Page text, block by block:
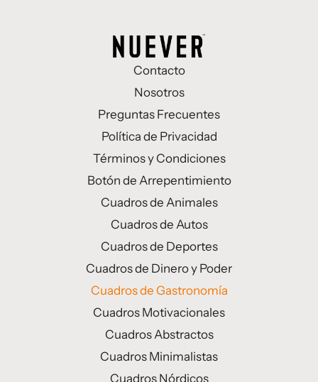
Contacto
Nosotros
Preguntas Frecuentes
Política de Privacidad
Términos y Condiciones
Botón de Arrepentimiento
Cuadros de Animales
Cuadros de Autos
Cuadros de Deportes
Cuadros de Dinero y Poder
Cuadros de Gastronomía
Cuadros Motivacionales
Cuadros Abstractos
Cuadros Minimalistas
Cuadros Nórdicos